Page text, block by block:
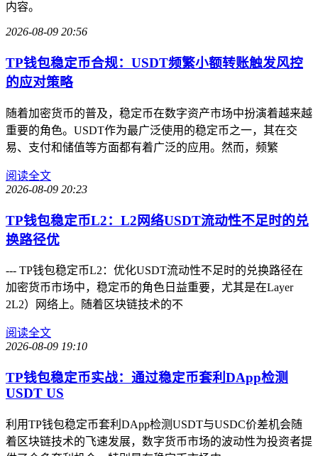
内容。
2026-08-09 20:56
TP钱包稳定币合规：USDT频繁小额转账触发风控
的应对策略
随着加密货币的普及，稳定币在数字资产市场中扮演着越来越
重要的角色。USDT作为最广泛使用的稳定币之一，其在交
易、支付和储值等方面都有着广泛的应用。然而，频繁
阅读全文
2026-08-09 20:23
TP钱包稳定币L2：L2网络USDT流动性不足时的兑
换路径优
--- TP钱包稳定币L2：优化USDT流动性不足时的兑换路径在
加密货币市场中，稳定币的角色日益重要，尤其是在Layer
2L2）网络上。随着区块链技术的不
阅读全文
2026-08-09 19:10
TP钱包稳定币实战：通过稳定币套利DApp检测
USDT US
利用TP钱包稳定币套利DApp检测USDT与USDC价差机会随
着区块链技术的飞速发展，数字货币市场的波动性为投资者提